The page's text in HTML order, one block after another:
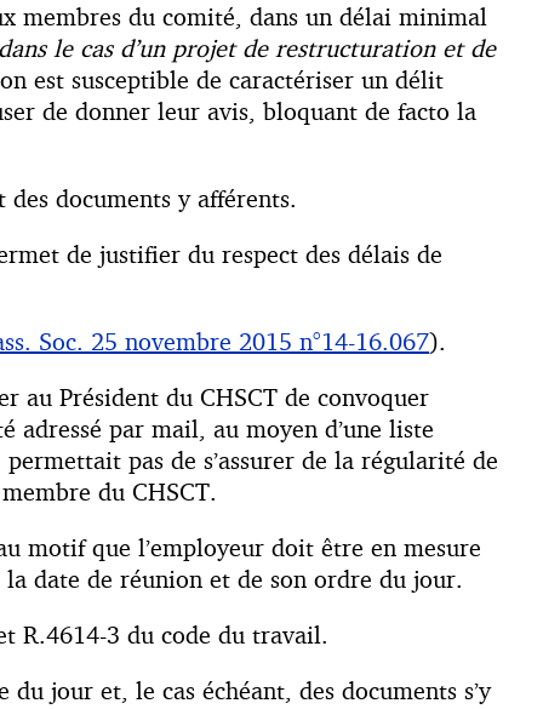
membres du comité, dans un délai minimal
le cas d’un projet de restructuration et de
est susceptible de caractériser un délit
de donner leur avis, bloquant de facto la
documents y afférents.
de justifier du respect des délais de
Soc. 25 novembre 2015 n°14-16.067).
au Président du CHSCT de convoquer
par mail, au moyen d’une liste
pas de s’assurer de la régularité de
du CHSCT.
motif que l’employeur doit être en mesure
date de réunion et de son ordre du jour.
R.4614-3 du code du travail.
jour et, le cas échéant, des documents s’y